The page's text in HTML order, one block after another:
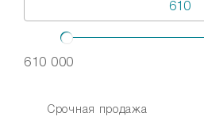
610 000
Срочная продажа